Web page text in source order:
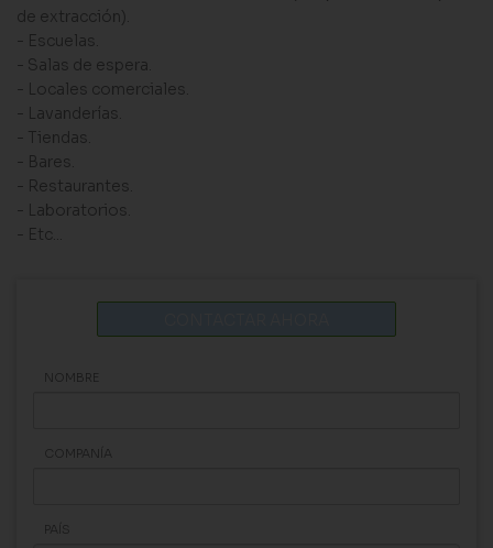
de extracción).
- Escuelas.
- Salas de espera.
- Locales comerciales.
- Lavanderías.
- Tiendas.
- Bares.
- Restaurantes.
- Laboratorios.
- Etc...
NOMBRE
COMPANÍA
PAÍS